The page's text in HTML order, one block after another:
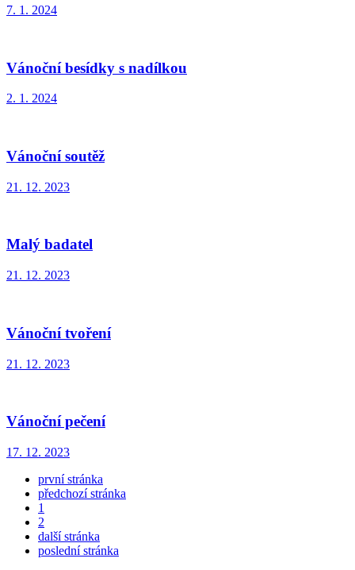
7. 1. 2024
Vánoční besídky s nadílkou
2. 1. 2024
Vánoční soutěž
21. 12. 2023
Malý badatel
21. 12. 2023
Vánoční tvoření
21. 12. 2023
Vánoční pečení
17. 12. 2023
první stránka
předchozí stránka
1
2
další stránka
poslední stránka